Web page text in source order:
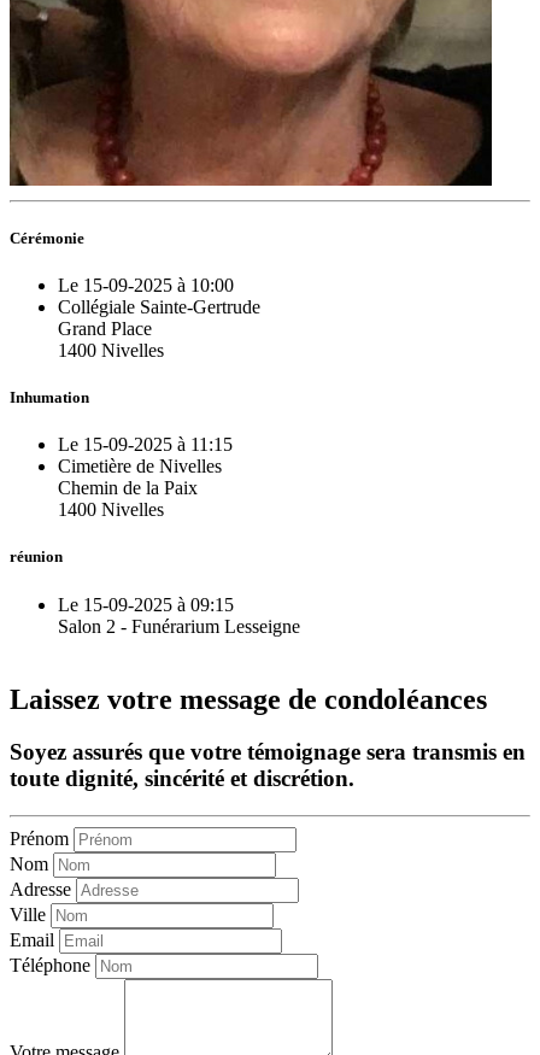
Cérémonie
Le 15-09-2025 à 10:00
Collégiale Sainte-Gertrude
Grand Place
1400 Nivelles
Inhumation
Le 15-09-2025 à 11:15
Cimetière de Nivelles
Chemin de la Paix
1400 Nivelles
réunion
Le 15-09-2025 à 09:15
Salon 2 - Funérarium Lesseigne
Laissez votre message de condoléances
Soyez assurés que votre témoignage sera transmis en
toute dignité, sincérité et discrétion.
Prénom
Nom
Adresse
Ville
Email
Téléphone